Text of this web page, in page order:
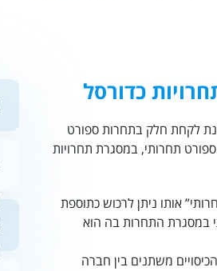
כדורסל
לקחת חלק בתחרות ספורט
תחרותי, במסגרת תחרויות
אותו ניתן לרכוש כתוספת
במסגרת התחרות בה הוא
משתנים בין חברה